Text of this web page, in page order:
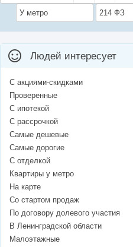
У метро 214 ФЗ
Людей интересует
С акциями-скидками
Проверенные
С ипотекой
С рассрочкой
Самые дешевые
Самые дорогие
С отделкой
Квартиры у метро
На карте
Со стартом продаж
По договору долевого участия
В Ленинградской области
Малоэтажные